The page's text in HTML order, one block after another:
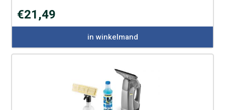
€21,49
in winkelmand